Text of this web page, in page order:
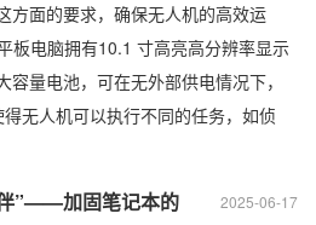
方面的要求，确保无人机的高效运
板电脑拥有10.1 寸高亮高分辨率显示
量电池，可在无外部供电情况下，
无人机可以执行不同的任务，如侦
2025-06-17
”——加固笔记本的